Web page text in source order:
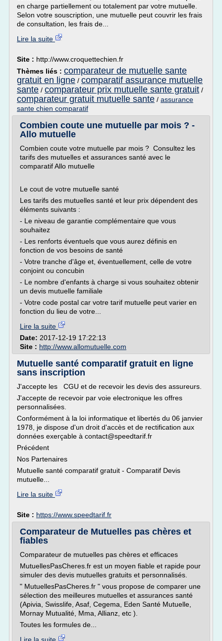
en charge partiellement ou totalement par votre mutuelle.
Selon votre souscription, une mutuelle peut couvrir les frais
de consultation, les frais de...
Lire la suite
Site : http://www.croquettechien.fr
Thèmes liés : comparateur de mutuelle sante
gratuit en ligne / comparatif assurance mutuelle
sante / comparateur prix mutuelle sante gratuit /
comparateur gratuit mutuelle sante / assurance
sante chien comparatif
Combien coute une mutuelle par mois ? -
Allo mutuelle
Combien coute votre mutuelle par mois ? Consultez les
tarifs des mutuelles et assurances santé avec le
comparatif Allo mutuelle
Le cout de votre mutuelle santé
Les tarifs des mutuelles santé et leur prix dépendent des
éléments suivants :
- Le niveau de garantie complémentaire que vous
souhaitez
- Les renforts éventuels que vous aurez définis en
fonction de vos besoins de santé
- Votre tranche d'âge et, éventuellement, celle de votre
conjoint ou concubin
- Le nombre d'enfants à charge si vous souhaitez obtenir
un devis mutuelle familiale
- Votre code postal car votre tarif mutuelle peut varier en
fonction du lieu de votre...
Lire la suite
Date: 2017-12-19 17:22:13
Site : http://www.allomutuelle.com
Mutuelle santé comparatif gratuit en ligne
sans inscription
J'accepte les CGU et de recevoir les devis des assureurs.
J'accepte de recevoir par voie electronique les offres
personnalisées.
Conformément à la loi informatique et libertés du 06 janvier
1978, je dispose d'un droit d'accès et de rectification aux
données exerçable à contact@speedtarif.fr
Précédent
Nos Partenaires
Mutuelle santé comparatif gratuit - Comparatif Devis
mutuelle...
Lire la suite
Site : https://www.speedtarif.fr
Comparateur de Mutuelles pas chères et
fiables
Comparateur de mutuelles pas chères et efficaces
MutuellesPasCheres.fr est un moyen fiable et rapide pour
simuler des devis mutuelles gratuits et personnalisés.
" MutuellesPasCheres.fr " vous propose de comparer une
sélection des meilleures mutuelles et assurances santé
(Apivia, Swisslife, Asaf, Cegema, Eden Santé Mutuelle,
Mornay Mutualité, Mma, Allianz, etc ).
Toutes les formules de...